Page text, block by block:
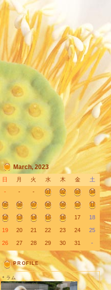
March, 2023
日 月 火 水 木 金
土
-
- - 01 02 03 04
05 06 07 08 09 10 11
12 13 14 15 16 17 18
19 20 21 22 23 24 25
26 27 28 29 30 31 -
PROFILE
＊ラム